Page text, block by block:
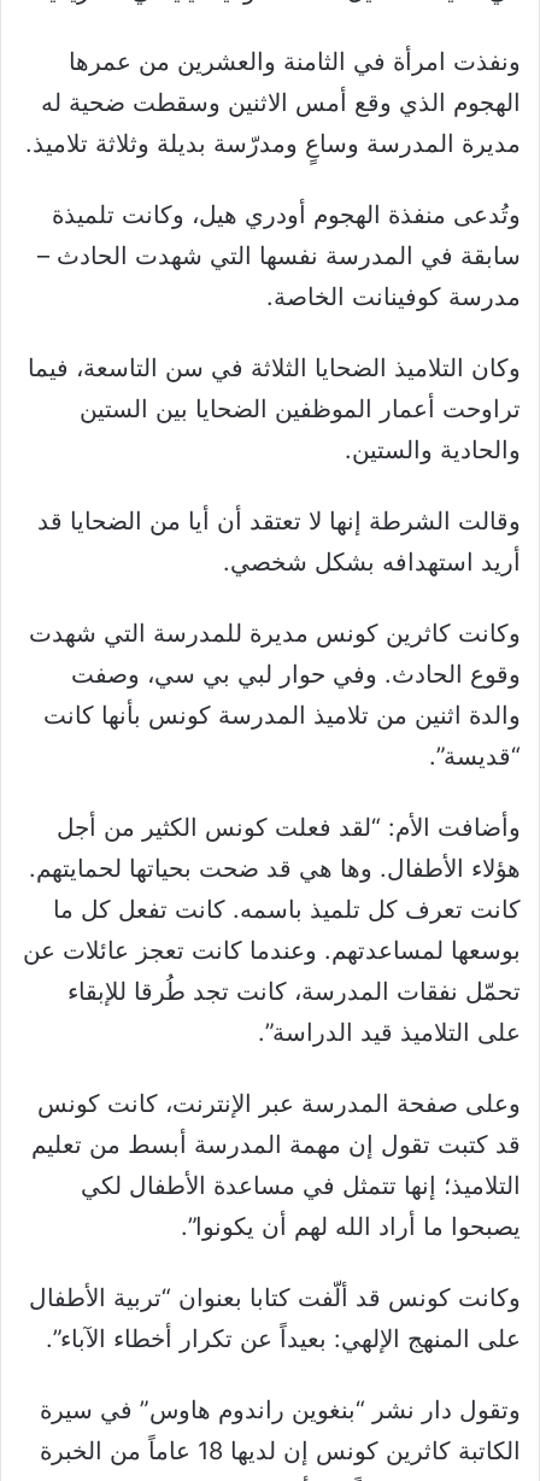
ونفذت امرأة في الثامنة والعشرين من عمرها
الهجوم الذي وقع أمس الاثنين وسقطت ضحية له
مديرة المدرسة وساعٍ ومدرّسة بديلة وثلاثة تلاميذ.
وتُدعى منفذة الهجوم أودري هيل، وكانت تلميذة
سابقة في المدرسة نفسها التي شهدت الحادث –
مدرسة كوفينانت الخاصة.
وكان التلاميذ الضحايا الثلاثة في سن التاسعة، فيما
تراوحت أعمار الموظفين الضحايا بين الستين
والحادية والستين.
وقالت الشرطة إنها لا تعتقد أن أيا من الضحايا قد
أريد استهدافه بشكل شخصي.
وكانت كاثرين كونس مديرة للمدرسة التي شهدت
وقوع الحادث. وفي حوار لبي بي سي، وصفت
والدة اثنين من تلاميذ المدرسة كونس بأنها كانت
“قديسة”.
وأضافت الأم: “لقد فعلت كونس الكثير من أجل
هؤلاء الأطفال. وها هي قد ضحت بحياتها لحمايتهم.
كانت تعرف كل تلميذ باسمه. كانت تفعل كل ما
بوسعها لمساعدتهم. وعندما كانت تعجز عائلات عن
تحمّل نفقات المدرسة، كانت تجد طُرقا للإبقاء
على التلاميذ قيد الدراسة”.
وعلى صفحة المدرسة عبر الإنترنت، كانت كونس
قد كتبت تقول إن مهمة المدرسة أبسط من تعليم
التلاميذ؛ إنها تتمثل في مساعدة الأطفال لكي
يصبحوا ما أراد الله لهم أن يكونوا”.
وكانت كونس قد ألّفت كتابا بعنوان “تربية الأطفال
على المنهج الإلهي: بعيداً عن تكرار أخطاء الآباء”.
وتقول دار نشر “بنغوين راندوم هاوس” في سيرة
الكاتبة كاثرين كونس إن لديها 18 عاماً من الخبرة